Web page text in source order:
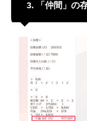
3. 「仲間」の